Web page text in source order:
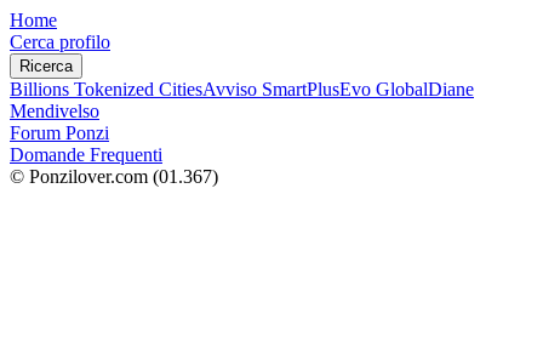
Home
Cerca profilo
Ricerca
Billions Tokenized CitiesAvviso SmartPlusEvo GlobalDiane
Mendivelso
Forum Ponzi
Domande Frequenti
© Ponzilover.com (01.367)